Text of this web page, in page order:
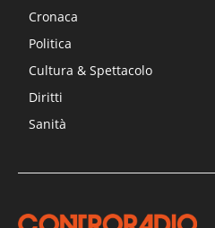
Cronaca
Politica
Cultura & Spettacolo
Diritti
Sanità